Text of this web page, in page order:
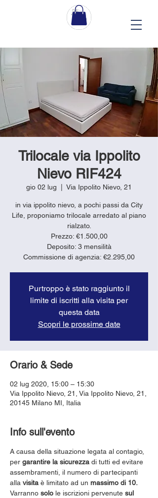
Trilocale via Ippolito
Nievo RIF424
gio 02 lug Via Ippolito Nievo, 21
in via ippolito nievo, a pochi passi da City
Life, proponiamo trilocale arredato al piano
rialzato.
Prezzo: €1.500,00
Deposito: 3 mensilità
Purtroppo è stato raggiunto il
limite di iscritti alla visita per
questa data
Scopri le prossime date
Orario & Sede
02 lug 2020, 15:00 – 15:30
Via Ippolito Nievo, 21, Via Ippolito Nievo, 21,
20145 Milano MI, Italia
Info sull'evento
A causa della situazione legata al contagio,
per garantire la sicurezza di tutti ed evitare
assembramenti, il numero di partecipanti
alla visita è limitato ad un massimo di 10.
Varranno solo le iscrizioni pervenute sul